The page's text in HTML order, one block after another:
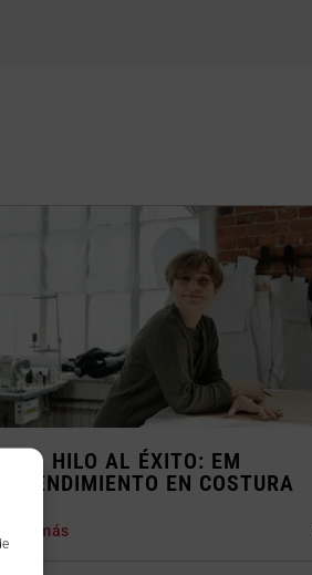
DEL HILO AL ÉXITO: EM
PRENDIMIENTO EN COSTURA
Ver más